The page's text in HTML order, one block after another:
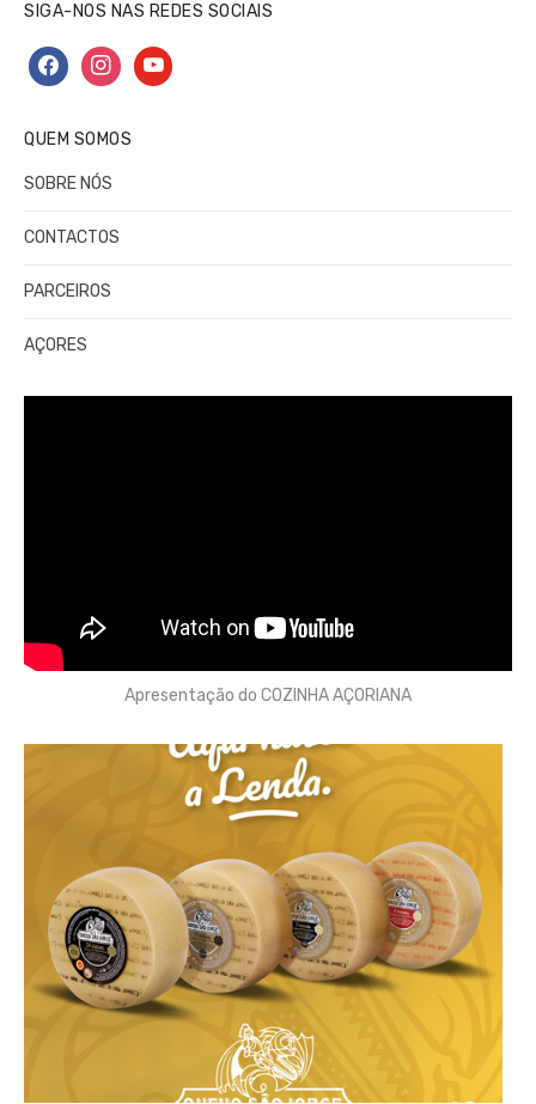
SIGA-NOS NAS REDES SOCIAIS
facebookinstagramyoutube
QUEM SOMOS
SOBRE NÓS
CONTACTOS
PARCEIROS
AÇORES
Apresentação do COZINHA AÇORIANA